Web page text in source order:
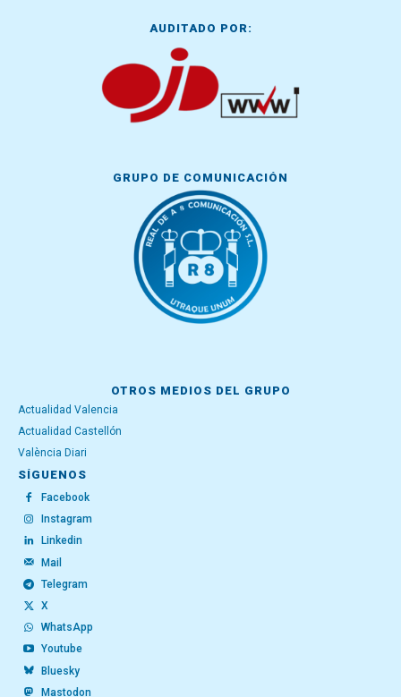
AUDITADO POR:
GRUPO DE COMUNICACIÓN
OTROS MEDIOS DEL GRUPO
Actualidad Valencia
Actualidad Castellón
València Diari
SÍGUENOS
Facebook
Instagram
Linkedin
Mail
Telegram
X
WhatsApp
Youtube
Bluesky
Mastodon